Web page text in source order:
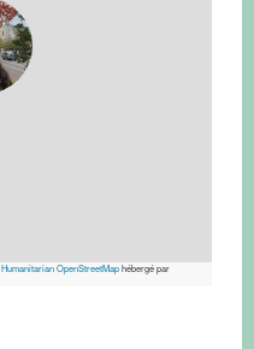
Humanitarian OpenStreetMaphébergé par